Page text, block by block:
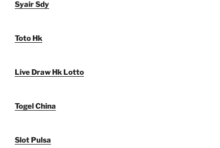
Syair Sdy
Toto Hk
Live Draw Hk Lotto
Togel China
Slot Pulsa